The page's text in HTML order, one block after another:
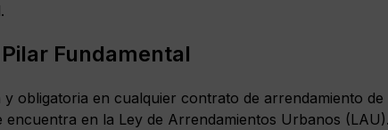
Fundamental
obligatoria en cualquier contrato de arrendamiento de
en la Ley de Arrendamientos Urbanos (LAU).